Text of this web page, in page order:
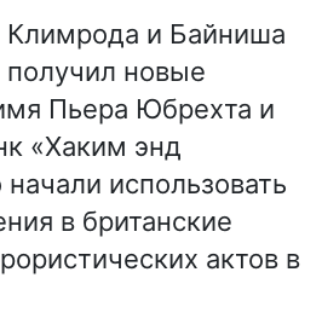
Климрода и Байниша
новые
Пьера Юбрехта и
«Хаким энд
использовать
в британские
актов в